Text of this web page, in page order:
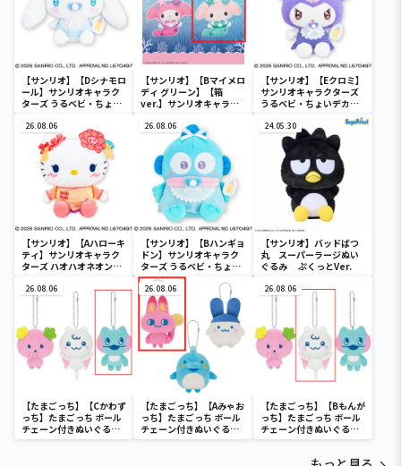
【サンリオ】【Dシナモロ
ール】サンリオキャラク
ターズ うるベビ・ちょい
【サンリオ】【Bマイメロ
ディ グリーン】【箱
ver.】サンリオキャラク
SOFVIMATES～マイメロ
ディ マーメイドver. ～
【サンリオ】【Eクロミ】
サンリオキャラクターズ
うるベビ・ちょいデカド
26.08.06
【サンリオ】【Aハローキ
ティ】サンリオキャラク
ターズ ハオハオネオンタ
26.08.06
【サンリオ】【Bハンギョ
ドン】サンリオキャラク
ターズ うるベビ・ちょい
デカドール
24.05.30
【サンリオ】バッドばつ
丸 スーパーラージぬい
ぐるみ ぷくっとVer.
26.08.06
【たまごっち】【Cかわず
っち】たまごっち ボール
チェーン付きぬいぐるみ
～Tamagotchi
26.08.06
【たまごっち】【Aみゃお
っち】たまごっち ボール
チェーン付きぬいぐるみ
～Tamagotchi
26.08.06
【たまごっち】【Bもんが
っち】たまごっち ボール
チェーン付きぬいぐるみ
～Tamagotchi